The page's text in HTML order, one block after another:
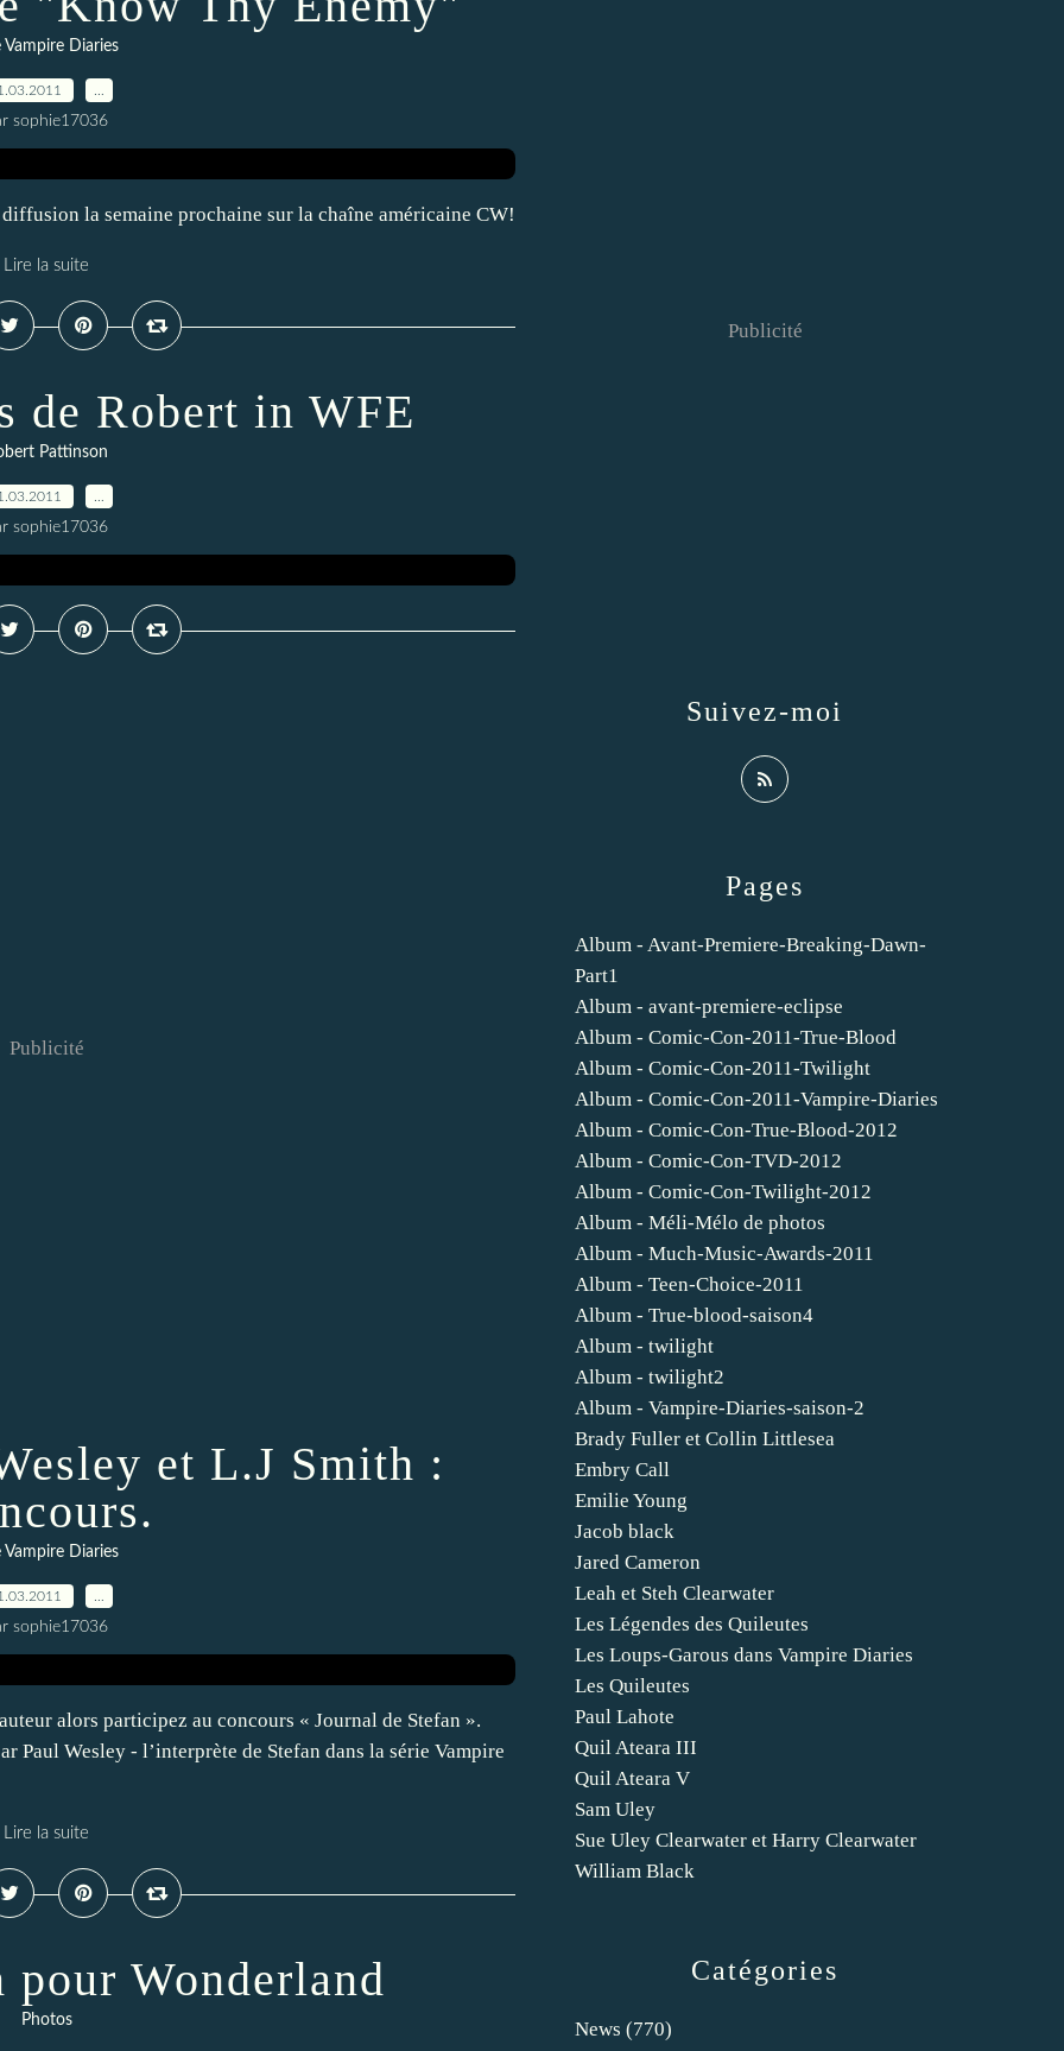
Vampire Diaries
sophie17036
la semaine prochaine sur la chaîne américaine CW!
Lire la suite
de Robert in WFE
Pattinson
sophie17036
Publicité
et L.J Smith :
Vampire Diaries
sophie17036
alors participez au concours « Journal de Stefan ».
Paul Wesley - l’interprète de Stefan dans la série Vampire
Lire la suite
pour Wonderland
Photos
Catégories
News (770)
Pages
Album - Avant-Premiere-Breaking-Dawn-
Part1
Album - avant-premiere-eclipse
Album - Comic-Con-2011-True-Blood
Album - Comic-Con-2011-Twilight
Album - Comic-Con-2011-Vampire-Diaries
Album - Comic-Con-True-Blood-2012
Album - Comic-Con-TVD-2012
Album - Comic-Con-Twilight-2012
Album - Méli-Mélo de photos
Album - Much-Music-Awards-2011
Album - Teen-Choice-2011
Album - True-blood-saison4
Album - twilight
Album - twilight2
Album - Vampire-Diaries-saison-2
Brady Fuller et Collin Littlesea
Embry Call
Emilie Young
Jacob black
Jared Cameron
Leah et Steh Clearwater
Les Légendes des Quileutes
Les Loups-Garous dans Vampire Diaries
Les Quileutes
Paul Lahote
Quil Ateara III
Quil Ateara V
Sam Uley
Sue Uley Clearwater et Harry Clearwater
William Black
Suivez-moi
Publicité